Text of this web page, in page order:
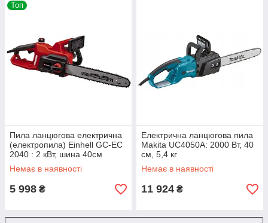
Топ
Пила ланцюгова електрична
(електропила) Einhell GC-EC
2040 : 2 кВт, шина 40см
(4501230)
Немає в наявності
5 998 ₴
Електрична ланцюгова пила
Makita UC4050A: 2000 Вт, 40
см, 5,4 кг
Немає в наявності
11 924 ₴